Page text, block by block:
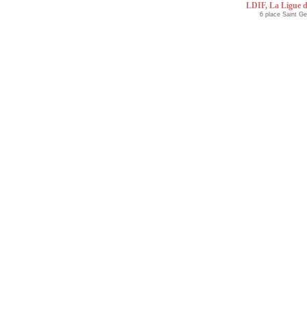
LDIF, La Ligue
6 place Saint